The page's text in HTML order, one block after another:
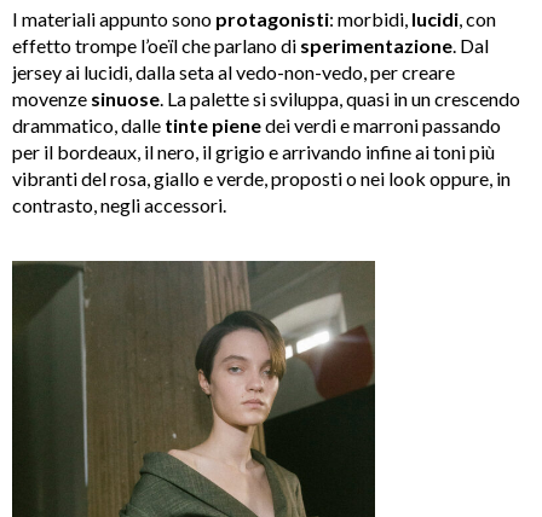
I materiali appunto sono protagonisti: morbidi, lucidi , con
effetto trompe l’oeïl che parlano di sperimentazione . Dal
jersey ai lucidi, dalla seta al vedo-non-vedo, per creare
movenze sinuose . La palette si sviluppa, quasi in un crescendo
drammatico, dalle tinte pienedei verdi e marroni passando
per il bordeaux, il nero, il grigio e arrivando infine ai toni più
vibranti del rosa, giallo e verde, proposti o nei look oppure, in
contrasto, negli accessori.